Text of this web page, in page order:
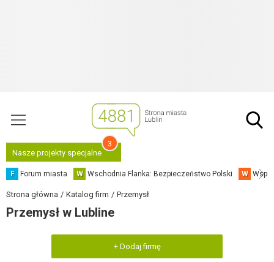
Nasze projekty specjalne
3
F Forum miasta W Wschodnia Flanka: Bezpieczeństwo Polski W
Strona główna Katalog firm Przemysł
Przemysł w Lubline
+ Dodaj firmę